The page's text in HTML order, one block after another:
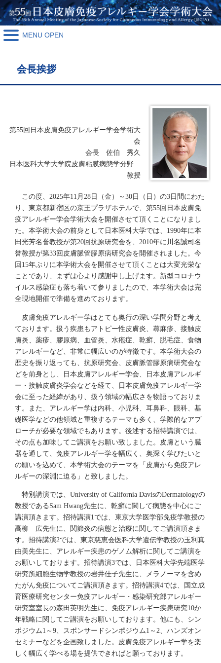
MENU OPEN
会長挨拶
第55回日本皮膚免疫アレルギー学会学術大
会
会長 佐伯 秀久
日本医科大学大学院皮膚粘膜病態学分野
教授
この度、2025年11月28日（金）～30日（日）の3日間にわた
り、東京都新宿区の京王プラザホテルで、第55回日本皮膚免
疫アレルギー学会学術大会を開催させて頂くことになりまし
た。本学術大会の前身として日本医科大学では、1990年に本
田光芳名誉教授が第20回抗原研究会を、2010年に川名誠司名
誉教授が第33回皮膚脈管膠原病研究会を開催されました。今
回15年ぶりに本学術大会を開催させて頂くことは大変光栄な
ことであり、まずは心より感謝申し上げます。新型コロナウ
イルス感染症も落ち着いて参りましたので、本学術大会は完
全現地開催で準備を進めております。
皮膚免疫アレルギー学はとても奥行の深い学問分野と考え
ております。扱う疾患もアトピー性皮膚炎、蕁麻疹、接触皮
膚炎、薬疹、膠原病、血管炎、水疱症、乾癬、脱毛症、食物
アレルギーなど、非常に幅広いのが特徴です。本学術大会の
歴史を振り返っても、抗原研究会、皮膚脈管膠原病研究会な
どを前身とし、日本皮膚アレルギー学会、日本皮膚アレルギ
ー・接触皮膚炎学会などを経て、日本皮膚免疫アレルギー学
会に至った経緯があり、扱う領域の幅広さを物語っておりま
す。また、アレルギー学は内科、小児科、耳鼻科、眼科、基
礎医学などの他領域と重複するテーマも多く、学際的なアプ
ローチが必要な領域でもあります。後述する招待講演では、
その点も加味してご講演をお願い致しました。皮膚という臓
器を通して、免疫アレルギー学を幅広く、奥深く学びたいと
の願いを込めて、本学術大会のテーマを「皮膚から免疫アレ
ルギーの深淵に迫る」と致しました。
特別講演では、University of California DavisのDermatologyの
教授であるSam Hwang先生に、乾癬に関して病態を中心にご
講演頂きます。招待講演1では、東京大学医学部免疫学教授の
高柳 広先生に、関節炎の病態と治療に関してご講演頂きま
す。招待講演2では、東京慈恵会医科大学遺伝学教授の玉利真
由美先生に、アレルギー疾患のゲノム解析に関してご講演を
お願いしております。招待講演3では、日本医科大学先端医学
研究所細胞生物学教授の岩井佳子先生に、メラノーマを含め
たがん免疫についてご講演頂きます。招待講演4では、国立成
育医療研究センター免疫アレルギー・感染研究部アレルギー
研究室室長の森田英明先生に、免疫アレルギー疾患研究10か
年戦略に関してご講演をお願いしております。他にも、シン
ポジウム1～9、スポンサードシンポジウム1～2、ハンズオン
セミナーなどを企画致しました。皮膚免疫アレルギー学を楽
しく幅広く学べる場を提供できればと願っております。